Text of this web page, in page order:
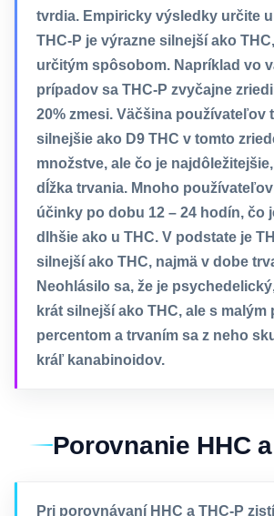
tvrdia. Empiricky výsledky určite
THC-P je výrazne silnejší ako
určitým spôsobom. Napríklad vo
prípadov sa THC-P zvyčajne
20% zmesi. Väčšina používateľov
silnejšie ako D9 THC v tomto
množstve, ale čo je
dĺžka trvania. Mnoho
účinky po dobu 12 – 24 hodín, čo
dlhšie ako u THC. V podstate je
silnejší ako THC, najmä v dobe
Neohlásilo sa, že je
krát silnejší ako THC, ale s malým
percentom a trvaním sa z neho
kráľ kanabinoidov.
Porovnanie HHC
Pri porovnávaní HHC a THC-P